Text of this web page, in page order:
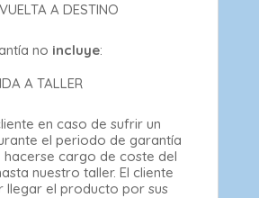
A DESTINO
no incluye:
A TALLER
en caso de sufrir un
el periodo de garantía
cargo de coste del
nuestro taller. El cliente
llegar el producto por sus